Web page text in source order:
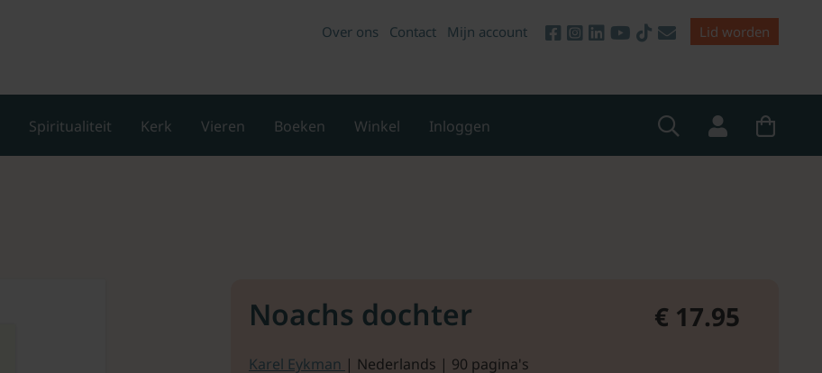
Over ons Contact Mijn account Lid worden
Spiritualiteit Kerk Vieren Boeken Winkel Inloggen
Noachs dochter € 17.95
Karel Eykman | Nederlands | 90 pagina's